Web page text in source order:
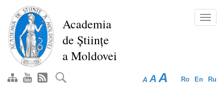
conţinutul
principal
Academia
de Științe
a Moldovei
Ro En Ru
A A A